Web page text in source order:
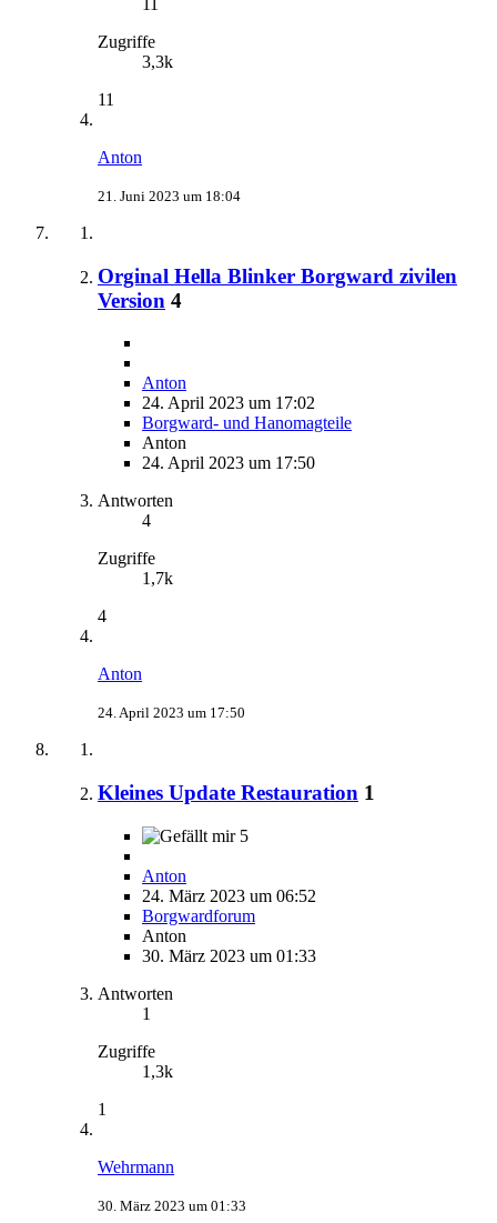
Zugriffe
3,3k
11
Anton
21. Juni 2023 um 18:04
Orginal Hella Blinker Borgward zivilen
Version 4
Anton
24. April 2023 um 17:02
Borgward- und Hanomagteile
Anton
24. April 2023 um 17:50
Antworten
4
Zugriffe
1,7k
4
Anton
24. April 2023 um 17:50
Kleines Update Restauration 1
5
Anton
24. März 2023 um 06:52
Borgwardforum
Anton
30. März 2023 um 01:33
Antworten
1
Zugriffe
1,3k
1
Wehrmann
30. März 2023 um 01:33